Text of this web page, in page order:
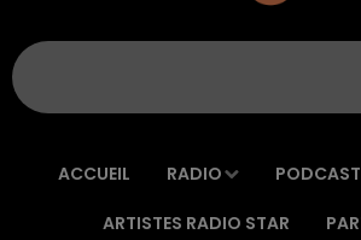
ACCUEIL RADIO
ARTISTES RADIO STAR